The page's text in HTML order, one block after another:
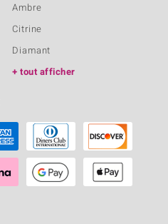
Ambre
Citrine
Diamant
tout afficher